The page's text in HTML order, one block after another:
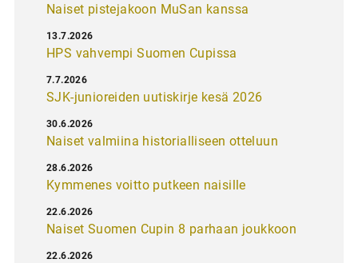
Naiset pistejakoon MuSan kanssa
HPS vahvempi Suomen Cupissa
13.7.2026
SJK-junioreiden uutiskirje kesä 2026
7.7.2026
Naiset valmiina historialliseen otteluun
30.6.2026
Kymmenes voitto putkeen naisille
28.6.2026
Naiset Suomen Cupin 8 parhaan joukkoon
22.6.2026
22.6.2026